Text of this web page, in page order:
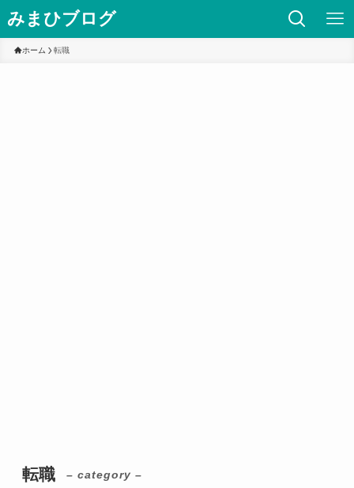
みまひブログ
ホーム 転職
転職 – category –